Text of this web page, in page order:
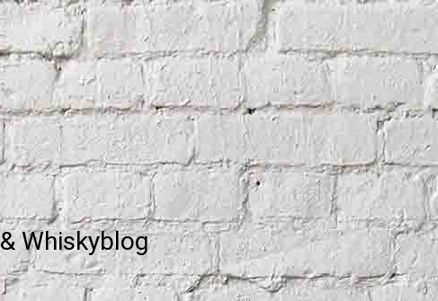
Whiskyblog